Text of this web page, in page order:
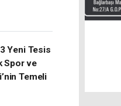
Yeni Tesis
Spor ve
Temeli